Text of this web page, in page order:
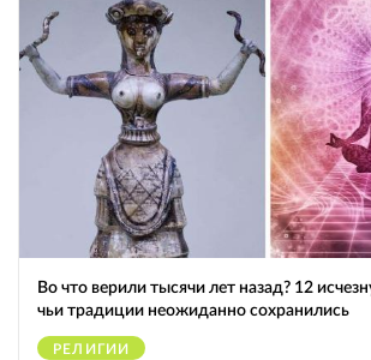
Во что верили тысячи лет назад? 12
чьи традиции неожиданно сохранились
РЕЛИГИИ